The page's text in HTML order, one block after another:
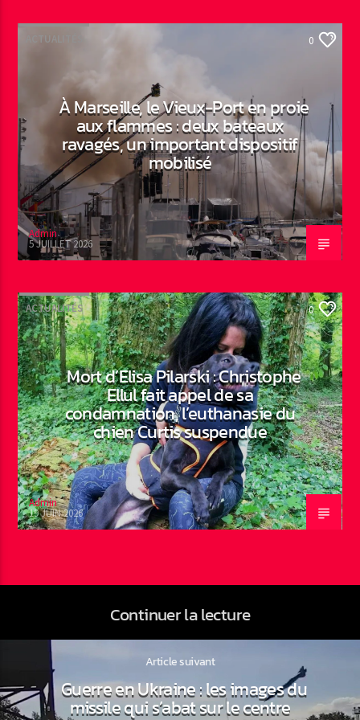
ACTUALITÉS 0
À Marseille, le Vieux-Port en proie
aux flammes : deux bateaux
ravagés, un important dispositif
mobilisé
Admin
5 JUILLET 2026
ACTUALITÉS 0
Mort d’Elisa Pilarski : Christophe
Ellul fait appel de sa
condamnation, l’euthanasie du
chien Curtis suspendue
Admin
19 JUIN 2026
Continuer la lecture
Article suivant
Guerre en Ukraine : les images du
missile qui s’abat sur le centre